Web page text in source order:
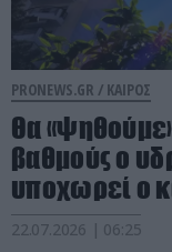
PRONEWS.GR / ΚΑΙΡΟΣ
Θα
βαθμούς ο
υποχωρεί ο
22.07.2026 | 06:25